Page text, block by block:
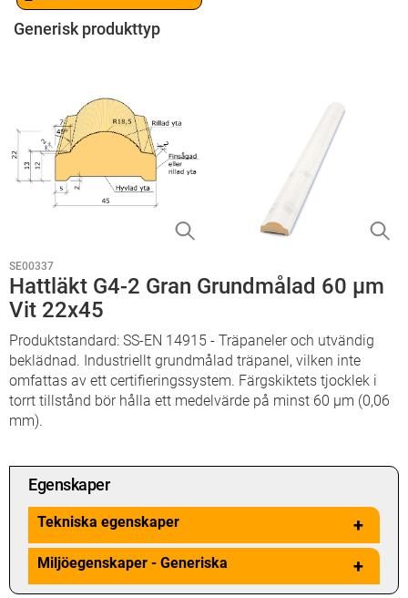
Generisk produkttyp
SE00337
Hattläkt G4-2 Gran Grundmålad 60 µm
Vit 22x45
Produktstandard: SS-EN 14915 - Träpaneler och utvändig
beklädnad. Industriellt grundmålad träpanel, vilken inte
omfattas av ett certifieringssystem. Färgskiktets tjocklek i
torrt tillstånd bör hålla ett medelvärde på minst 60 µm (0,06
mm).
Egenskaper
Tekniska egenskaper +
Miljöegenskaper - Generiska +